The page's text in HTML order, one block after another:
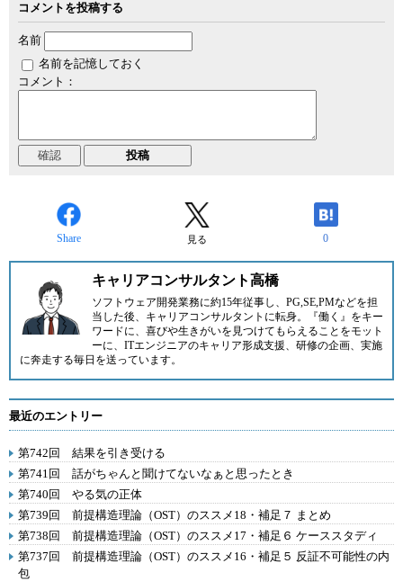
コメントを投稿する
名前
名前を記憶しておく
コメント：
Share 見る 0
キャリアコンサルタント高橋
ソフトウェア開発業務に約15年従事し、PG,SE,PMなどを担
当した後、キャリアコンサルタントに転身。『働く』をキー
ワードに、喜びや生きがいを見つけてもらえることをモット
ーに、ITエンジニアのキャリア形成支援、研修の企画、実施
に奔走する毎日を送っています。
最近のエントリー
第742回 結果を引き受ける
第741回 話がちゃんと聞けてないなぁと思ったとき
第740回 やる気の正体
第739回 前提構造理論（OST）のススメ18・補足７ まとめ
第738回 前提構造理論（OST）のススメ17・補足６ ケーススタディ
第737回 前提構造理論（OST）のススメ16・補足５ 反証不可能性の内
包